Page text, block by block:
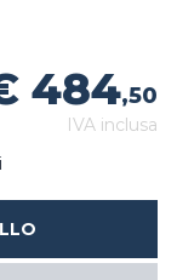
484,50
IVA inclusa